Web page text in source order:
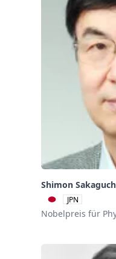
Shimon
JPN
Nobelpreis für